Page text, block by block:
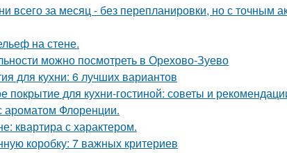
всего за месяц - без перепланировки, но с точным
на стене.
можно посмотреть в Орехово-Зуево
для кухни: 6 лучших вариантов
покрытие для кухни-гостиной: советы и
ароматом Флоренции.
квартира с характером.
коробку: 7 важных критериев